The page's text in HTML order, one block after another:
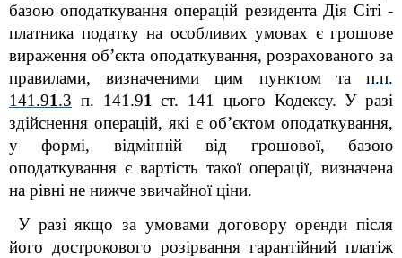
базою оподаткування операцій резидента Дія Сіті -
платника податку на особливих умовах є грошове
вираження об’єкта оподаткування, розрахованого за
правилами, визначеними цим пунктом тап.п.
141.91.3 п. 141.91 ст. 141 цього Кодексу. У разі
здійснення операцій, які є об’єктом оподаткування,
у формі, відмінній від грошової, базою
оподаткування є вартість такої операції, визначена
на рівні не нижче звичайної ціни.
У разі якщо за умовами договору оренди після
його дострокового розірвання гарантійний платіж